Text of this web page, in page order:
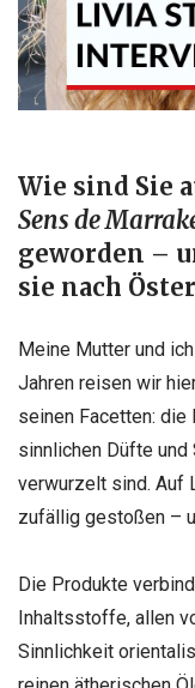
Wie sind Sie
Sens de
geworden –
sie nach
Meine Mutter und
Jahren reisen wir
seinen Facetten: die
sinnlichen Düfte
verwurzelt sind. Auf
zufällig gestoßen –
Die Produkte
Inhaltsstoffe, allen
Sinnlichkeit